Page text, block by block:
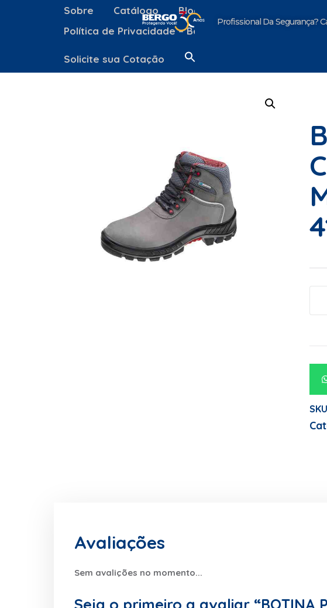
Profissional Da Segurança?
Sobre Catálogo Blog
Política de Privacidade – Bergo Equipamentos
Solicite sua Cotação
Avaliações
Sem avalições no momento...
Seja o primeiro a avaliar “BOTINA